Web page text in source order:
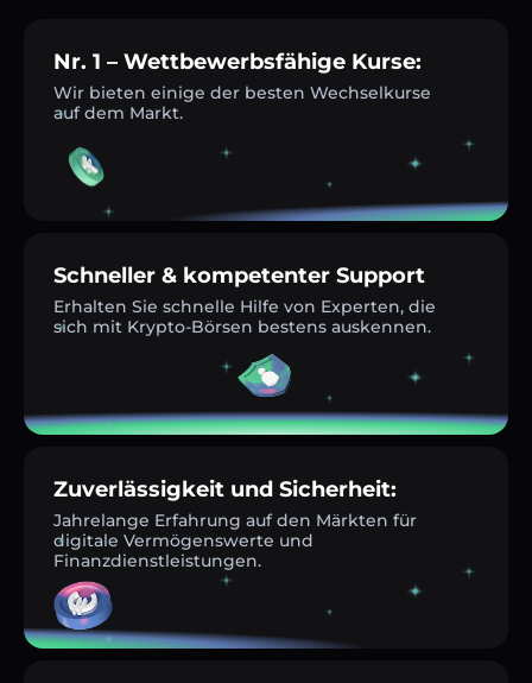
Nr. 1 – Wettbewerbsfähige Kurse:
Wir bieten einige der besten Wechselkurse
auf dem Markt.
Schneller & kompetenter Support
Erhalten Sie schnelle Hilfe von Experten, die
sich mit Krypto-Börsen bestens auskennen.
Zuverlässigkeit und Sicherheit:
Jahrelange Erfahrung auf den Märkten für
digitale Vermögenswerte und
Finanzdienstleistungen.